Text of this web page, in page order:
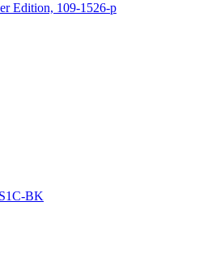
Edition, 109-1526-p
BK